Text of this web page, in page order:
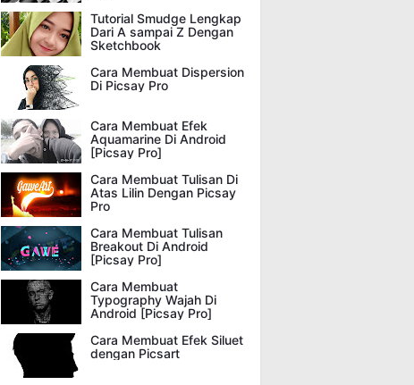
Tutorial Smudge Lengkap
Dari A sampai Z Dengan
Sketchbook
Cara Membuat Dispersion
Di Picsay Pro
Cara Membuat Efek
Aquamarine Di Android
[Picsay Pro]
Cara Membuat Tulisan Di
Atas Lilin Dengan Picsay
Pro
Cara Membuat Tulisan
Breakout Di Android
[Picsay Pro]
Cara Membuat
Typography Wajah Di
Android [Picsay Pro]
Cara Membuat Efek Siluet
dengan Picsart